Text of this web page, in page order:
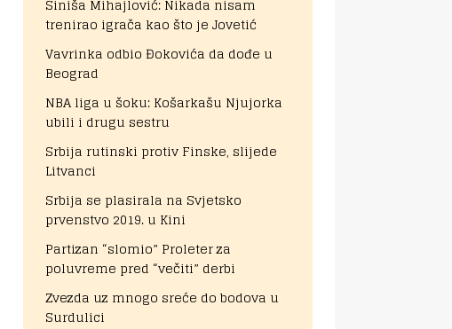
Siniša Mihajlović: Nikada nisam
trenirao igrača kao što je Jovetić
Vavrinka odbio Đokovića da dođe u
Beograd
NBA liga u šoku: Košarkašu Njujorka
ubili i drugu sestru
Srbija rutinski protiv Finske, slijede
Litvanci
Srbija se plasirala na Svjetsko
prvenstvo 2019. u Kini
Partizan “slomio” Proleter za
poluvreme pred “večiti” derbi
Zvezda uz mnogo sreće do bodova u
Surdulici